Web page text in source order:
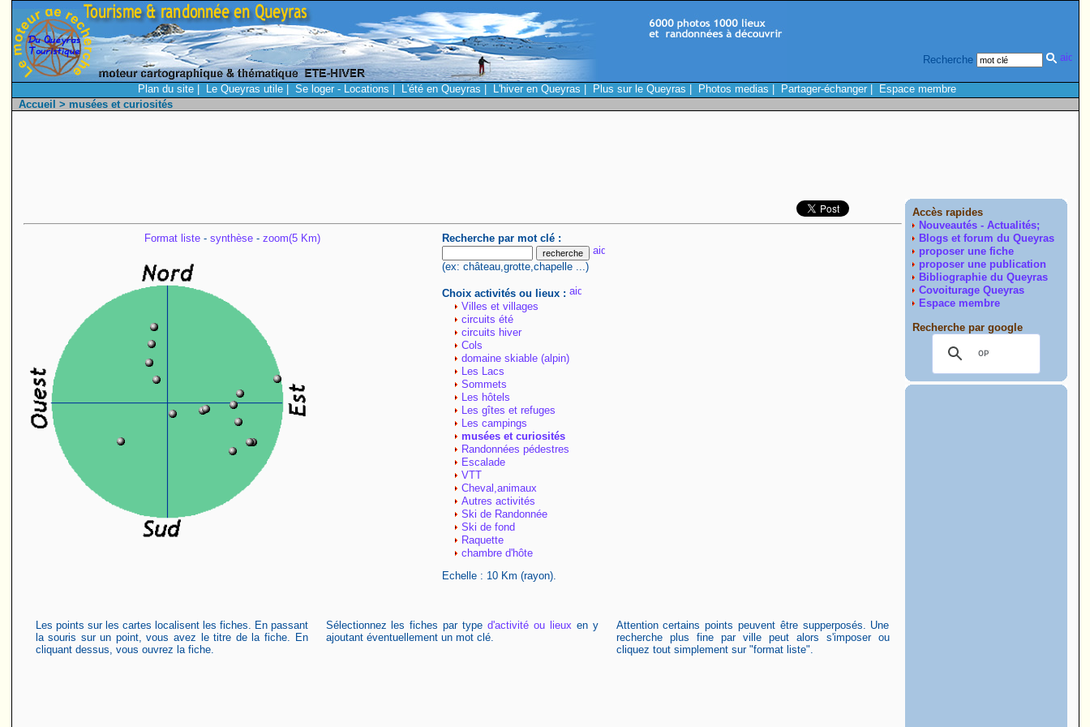
Recherche
Plan du site| Le Queyras utile| Se loger - Locations L'été en Queyras L'hiver en Queyras Plus sur le Queyras Photos medias Partager-échanger|
Espace membre
Accueil > musées et curiosités
Format liste- synthèse- zoom(5 Km) Recherche par mot clé :
(ex: château,grotte,chapelle ...)
Choix activités ou lieux :
Villes et villages
circuits été
circuits hiver
Cols
domaine skiable (alpin)
Les Lacs
Sommets
Les hôtels
Les gîtes et refuges
Les campings
musées et curiosités
Randonnées pédestres
Escalade
VTT
Cheval,animaux
Autres activités
Ski de Randonnée
Ski de fond
Raquette
chambre d'hôte
Echelle : 10 Km (rayon).
Les points sur les cartes localisent les fiches. En passant
la souris sur un point, vous avez le titre de la fiche. En
cliquant dessus, vous ouvrez la fiche.
Sélectionnez les fiches par type d'activité ou lieux en y
ajoutant éventuellement un mot clé.
Attention certains points peuvent être supperposés. Une
recherche plus fine par ville peut alors s'imposer ou
cliquez tout simplement sur "format liste".
Accès rapides
Nouveautés - Actualités;
Blogs et forum du Queyras
proposer une fiche
proposer une publication
Bibliographie du Queyras
Covoiturage Queyras
Espace membre
Recherche par google